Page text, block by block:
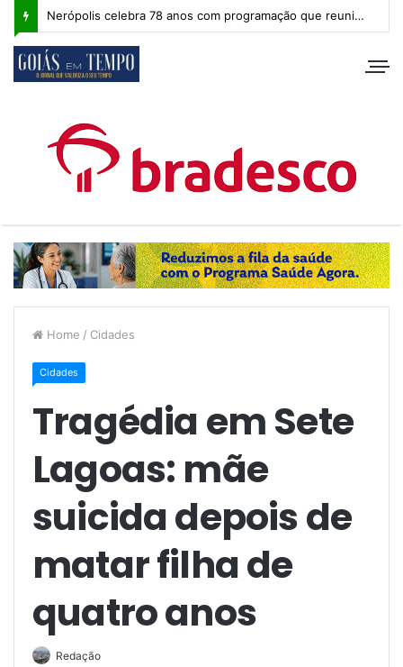
Nerópolis celebra 78 anos com programação que reuniu milhares de pessoas e segue com atividades esportivas
Home / Cidades
Cidades
Tragédia em Sete
Lagoas: mãe
suicida depois de
matar filha de
quatro anos
Redação